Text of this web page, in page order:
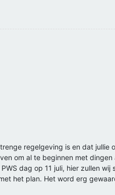
regelgeving is en dat
om al te beginnen met
dag op 11 juli, hier zullen
het plan. Het word erg